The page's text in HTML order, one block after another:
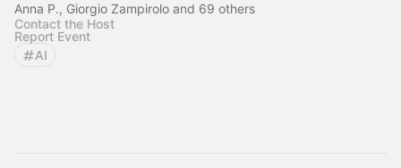
Anna P., Giorgio Zampirolo and 69 others
Contact the Host
Report Event
AI